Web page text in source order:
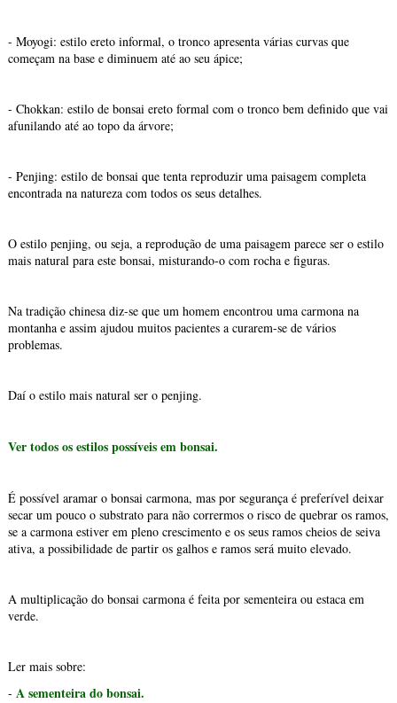
- Moyogi: estilo ereto informal, o tronco apresenta várias curvas que
começam na base e diminuem até ao seu ápice;
- Chokkan: estilo de bonsai ereto formal com o tronco bem definido que vai
afunilando até ao topo da árvore;
- Penjing: estilo de bonsai que tenta reproduzir uma paisagem completa
encontrada na natureza com todos os seus detalhes.
O estilo penjing, ou seja, a reprodução de uma paisagem parece ser o estilo
mais natural para este bonsai, misturando-o com rocha e figuras.
Na tradição chinesa diz-se que um homem encontrou uma carmona na
montanha e assim ajudou muitos pacientes a curarem-se de vários
problemas.
Daí o estilo mais natural ser o penjing.
Ver todos os estilos possíveis em bonsai.
É possível aramar o bonsai carmona, mas por segurança é preferível deixar
secar um pouco o substrato para não corrermos o risco de quebrar os ramos,
se a carmona estiver em pleno crescimento e os seus ramos cheios de seiva
ativa, a possibilidade de partir os galhos e ramos será muito elevado.
A multiplicação do bonsai carmona é feita por sementeira ou estaca em
verde.
Ler mais sobre:
- A sementeira do bonsai.